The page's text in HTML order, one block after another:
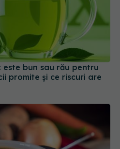
este bun sau rău pentru
promite și ce riscuri are